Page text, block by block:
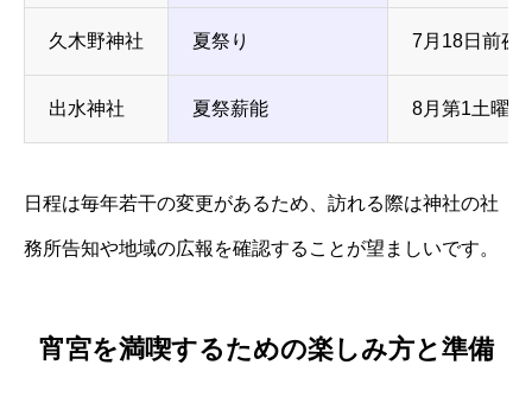
久木野神社 夏祭り 7月18日前夜
出水神社 夏祭薪能 8月第1土曜夜
日程は毎年若干の変更があるため、訪れる際は神社の社
務所告知や地域の広報を確認することが望ましいです。
宵宮を満喫するための楽しみ方と準備